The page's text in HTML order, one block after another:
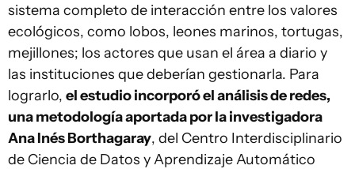
sistema completo de interacción entre los valores
ecológicos, como lobos, leones marinos, tortugas,
mejillones; los actores que usan el área a diario y
las instituciones que deberían gestionarla. Para
lograrlo, el estudio incorporó el análisis de redes,
una metodología aportada por la investigadora
Ana Inés Borthagaray, del Centro Interdisciplinario
de Ciencia de Datos y Aprendizaje Automático